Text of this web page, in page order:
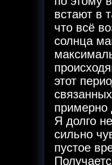
встают в
что всё
солнца
этот
примерно
Я долго
сильно
пустое